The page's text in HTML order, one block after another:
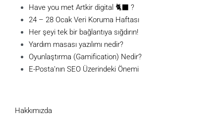
Have you met Artkir digital 🐈‍⬛ ?
24 – 28 Ocak Veri Koruma Haftası
Her şeyi tek bir bağlantıya sığdırın!
Yardım masası yazılımı nedir?
Oyunlaştırma (Gamification) Nedir?
E-Posta’nın SEO Üzerindeki Önemi
Hakkımızda